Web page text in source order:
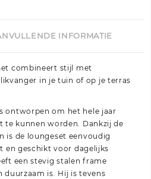
INFORMATIE
combineert stijl met
in je tuin of op je terras
ontworpen om het hele jaar
te kunnen worden. Dankzij de
is de loungeset eenvoudig
en geschikt voor dagelijks
een stevig stalen frame
duurzaam is. Hij is tevens